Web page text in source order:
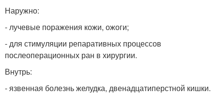
Наружно:
- лучевые поражения кожи, ожоги;
- для стимуляции репаративных процессов
послеоперационных ран в хирургии.
Внутрь:
- язвенная болезнь желудка, двенадцатиперстной кишки.